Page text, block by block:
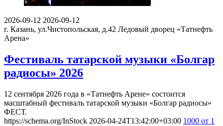
2026-09-12 2026-09-12
г. Казань, ул.Чистопольская, д.42 Ледовый дворец «Татнефть
Арена»
Фестиваль татарской музыки «Болгар
радиосы» 2026
12 сентября 2026 года в «Татнефть Арене» состоится
масштабный фестиваль татарской музыки «Болгар радиосы»
ФЕСТ.
https://schema.org/InStock 2026-04-24T13:42:00+03:00 1000 от 1